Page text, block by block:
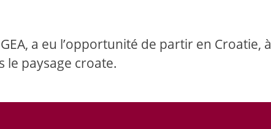
a eu l’opportunité de partir en Croatie, à
le paysage croate.